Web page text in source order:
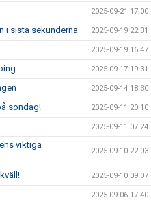
2025-09-21 17:00
i sista sekunderna 2025-09-19 22:31
2025-09-19 16:47
2025-09-17 19:31
2025-09-14 18:30
söndag! 2025-09-11 20:10
2025-09-11 07:24
viktiga
2025-09-10 22:03
2025-09-10 09:07
2025-09-06 17:40